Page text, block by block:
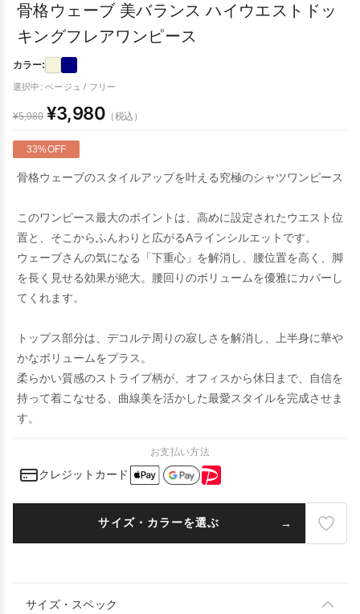
骨格ウェーブ 美バランス ハイウエストドッ
キングフレアワンピース
カラー:
選択中: ベージュ / フリー
¥5,980 ¥3,980 （税込）
33%OFF
骨格ウェーブのスタイルアップを叶える究極のシャツワンピース
このワンピース最大のポイントは、高めに設定されたウエスト位
置と、そこからふんわりと広がるAラインシルエットです。
ウェーブさんの気になる「下重心」を解消し、腰位置を高く、脚
を長く見せる効果が絶大。腰回りのボリュームを優雅にカバーし
てくれます。
トップス部分は、デコルテ周りの寂しさを解消し、上半身に華や
かなボリュームをプラス。
柔らかい質感のストライプ柄が、オフィスから休日まで、自信を
持って着こなせる、曲線美を活かした最愛スタイルを完成させま
す。
お支払い方法
クレジットカード
サイズ・カラーを選ぶ
サイズ・スペック